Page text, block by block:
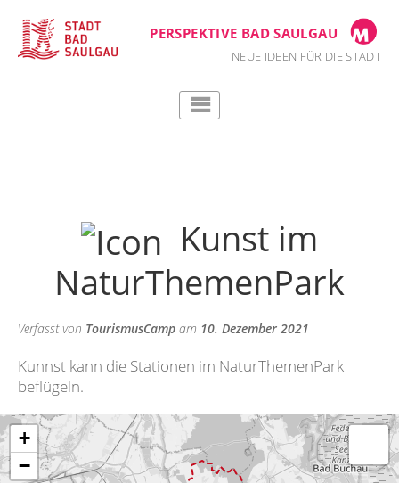
Inhalt
springen
PERSPEKTIVE BAD SAULGAU
NEUE IDEEN FÜR DIE STADT
Kunst im
NaturThemenPark
Verfasst von TourismusCamp am 10. Dezember 2021
Kunnst kann die Stationen im NaturThemenPark
beflügeln.
+
−